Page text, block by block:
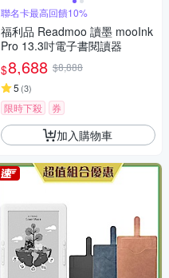
聯名卡最高回饋10%
福利品 Readmoo 讀墨 mooInk
Pro 13.3吋電子書閱讀器
$8,688 $8,888
5 (3)
限時下殺 券
加入購物車